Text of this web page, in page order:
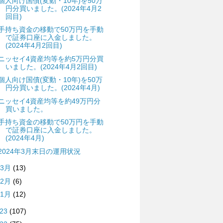
円分買いました。(2024年4月2
回目)
持ち資金の移動で50万円を手動
で証券口座に入金しました。
(2024年4月2回目)
ッセイ4資産均等を約5万円分買
いました。(2024年4月2回目)
人向け国債(変動・10年)を50万
円分買いました。(2024年4月)
ッセイ4資産均等を約49万円分
買いました。
持ち資金の移動で50万円を手動
で証券口座に入金しました。
(2024年4月)
年3月末日の運用状況
3月 (13)
2月 (6)
1月 (12)
(107)